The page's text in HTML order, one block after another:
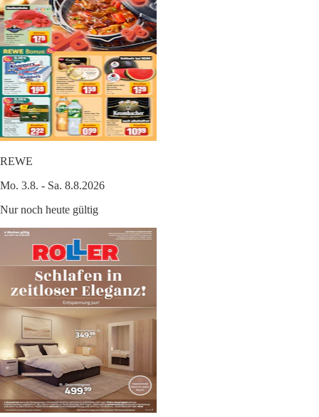
REWE
Mo. 3.8. - Sa. 8.8.2026
Nur noch heute gültig